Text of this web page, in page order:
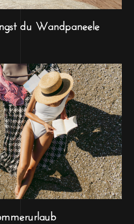
du Wandpaneele